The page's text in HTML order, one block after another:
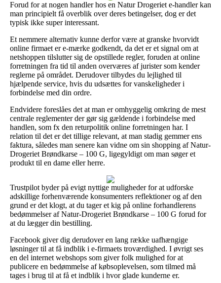
Forud for at nogen handler hos en Natur Drogeriet e-handler kan
man principielt få overblik over deres betingelser, dog er det
typisk ikke super interessant.
Et nemmere alternativ kunne derfor være at granske hvorvidt
online firmaet er e-mærke godkendt, da det er et signal om at
netshoppen tilslutter sig de opstillede regler, foruden at online
forretningen fra tid til anden overværes af jurister som kender
reglerne på området. Derudover tilbydes du lejlighed til
hjælpende service, hvis du udsættes for vanskeligheder i
forbindelse med din ordre.
Endvidere foreslåes det at man er omhyggelig omkring de mest
centrale reglementer der gør sig gældende i forbindelse med
handlen, som fx den returpolitik online forretningen har. I
relation til det er det tillige relevant, at man stadig gemmer ens
faktura, således man senere kan vidne om sin shopping af Natur-
Drogeriet Brøndkarse – 100 G, ligegyldigt om man søger et
produkt til en dame eller herre.
Trustpilot byder på evigt nyttige muligheder for at udforske
adskillige forhenværende konsumenters reflektioner og af den
grund er det klogt, at du tager et kig på online forhandlerens
bedømmelser af Natur-Drogeriet Brøndkarse – 100 G forud for
at du lægger din bestilling.
Facebook giver dig derudover en lang række uafhængige
løsninger til at få indblik i e-firmaets troværdighed. I øvrigt ses
en del internet webshops som giver folk mulighed for at
publicere en bedømmelse af købsoplevelsen, som tilmed må
tages i brug til at få et indblik i hvor glade kunderne er.